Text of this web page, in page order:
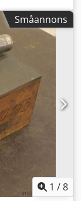
- Styrning: Ø
Småannons
1 /8